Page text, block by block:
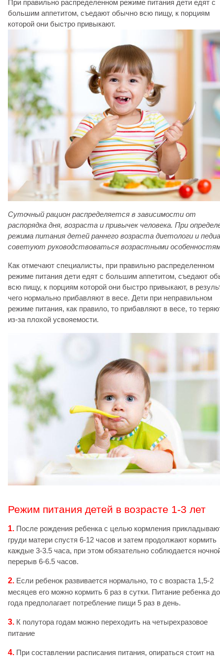
При правильно распределенном режиме питания дети едят с
большим аппетитом, съедают обычно всю пищу, к порциям
которой они быстро привыкают.
Суточный рацион распределяется в зависимости от
распорядка дня, возраста и привычек человека. При
режима питания детей раннего возраста диетологи и
советуют руководствоваться возрастными
Как отмечают специалисты, при правильно распределенном
режиме питания дети едят с большим аппетитом, съедают
всю пищу, к порциям которой они быстро привыкают, в
чего нормально прибавляют в весе. Дети при неправильном
режиме питания, как правило, то прибавляют в весе, то
из-за плохой усвояемости.
Режим питания детей в возрасте 1-3 лет
1. После рождения ребенка с целью кормления
груди матери спустя 6-12 часов и затем продолжают кормить
каждые 3-3.5 часа, при этом обязательно соблюдается
перерыв 6-6.5 часов.
2. Если ребенок развивается нормально, то с возраста 1,5-2
месяцев его можно кормить 6 раз в сутки. Питание ребенка до
года предполагает потребление пищи 5 раз в день.
3. К полутора годам можно переходить на четырехразовое
питание
4. При составлении расписания питания, опираться стоит на